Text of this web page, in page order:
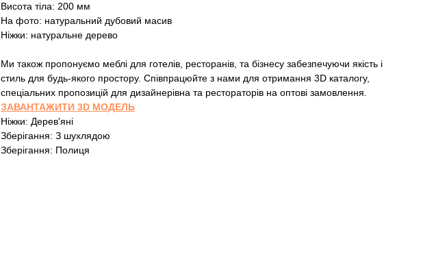
Висота тіла: 200 мм
На фото: натуральний дубовий масив
Ніжки: натуральне дерево
Ми також пропонуємо меблі для готелів, ресторанів, та бізнесу забезпечуючи якість і
стиль для будь-якого простору. Співпрацюйте з нами для отримання 3D каталогу,
спеціальних пропозицій для дизайнерівна та рестораторів на оптові замовлення.
ЗАВАНТАЖИТИ 3D МОДЕЛЬ
Ніжки: Дерев'яні
Зберігання: З шухлядою
Зберігання: Полиця